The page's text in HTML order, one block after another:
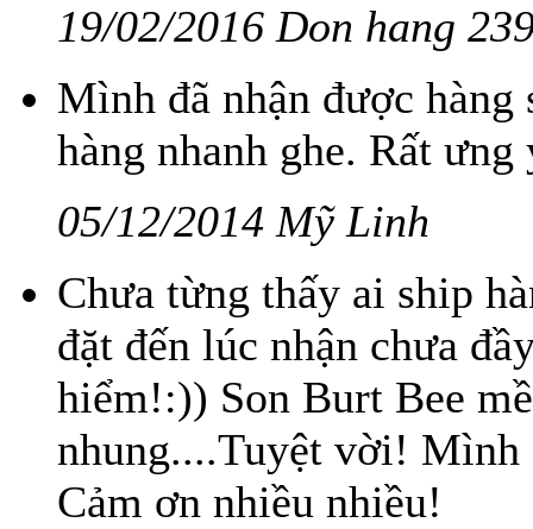
19/02/2016 Don hang
Mình đã nhận được hàng
hàng nhanh ghe. Rất
05/12/2014 Mỹ Linh
Chưa từng thấy ai ship
đặt đến lúc nhận chưa
hiểm!:)) Son Burt Bee
nhung....Tuyệt vời! Mình
Cảm ơn nhiều nhiều!